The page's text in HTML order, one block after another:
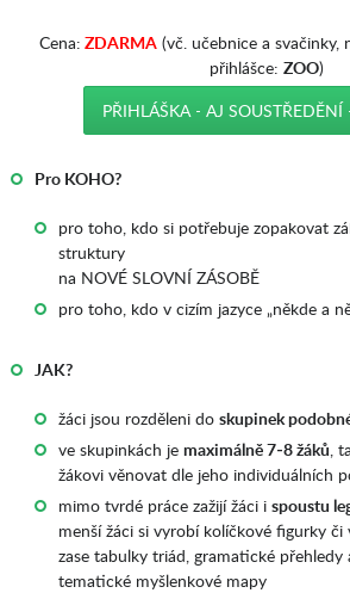
Cena: ZDARMA (vč. učebnice a
přihlášce: ZOO)
PŘIHLÁŠKA - AJ
___
Pro KOHO?
pro toho, kdo si potřebuje zopakovat
struktury
na NOVÉ SLOVNÍ ZÁSOBĚ
pro toho, kdo v cizím jazyce „někde a
JAK?
žáci jsou rozděleni do skupinek
ve skupinkách je maximálně 7-8 žáků,
žákovi věnovat dle jeho individuálních
mimo tvrdé práce zažijí žáci i spoustu
menší žáci si vyrobí kolíčkové figurky či
zase tabulky triád, gramatické přehledy
tematické myšlenkové mapy